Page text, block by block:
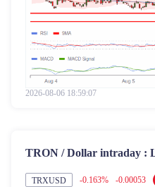
2026-08-06 18:59:07
TRON / Dollar intraday :
TRXUSD -0.163% -0.00053